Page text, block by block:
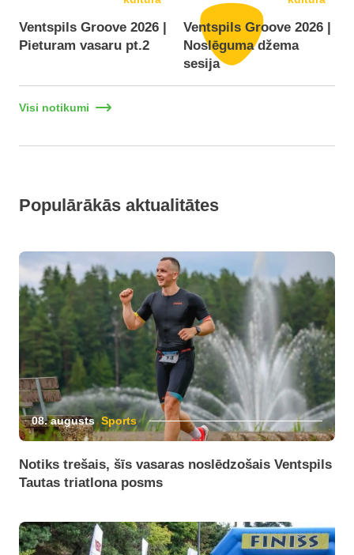
Ventspils Groove 2026 |
Pieturam vasaru pt.2
Ventspils Groove 2026 |
Noslēguma džema
sesija
Visi notikumi
Populārākās aktualitātes
08. augusts Sports
Notiks trešais, šīs vasaras noslēdzošais Ventspils
Tautas triatlona posms